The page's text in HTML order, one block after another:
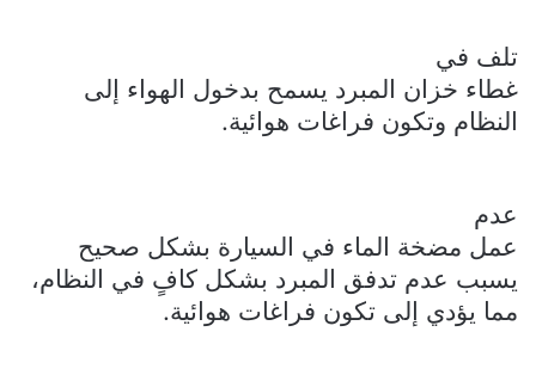
تلف في
غطاء خزان المبرد يسمح بدخول الهواء إلى
النظام وتكون فراغات هوائية.
عدم
عمل مضخة الماء في السيارة بشكل صحيح
يسبب عدم تدفق المبرد بشكل كافٍ في النظام،
مما يؤدي إلى تكون فراغات هوائية.